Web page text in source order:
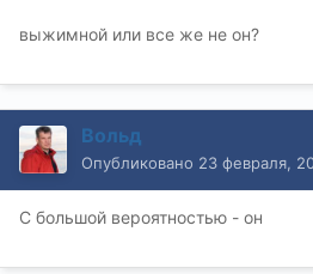
выжимной или все же не он?
Вольд
Опубликовано 23 февраля,
C большой вероятностью - он